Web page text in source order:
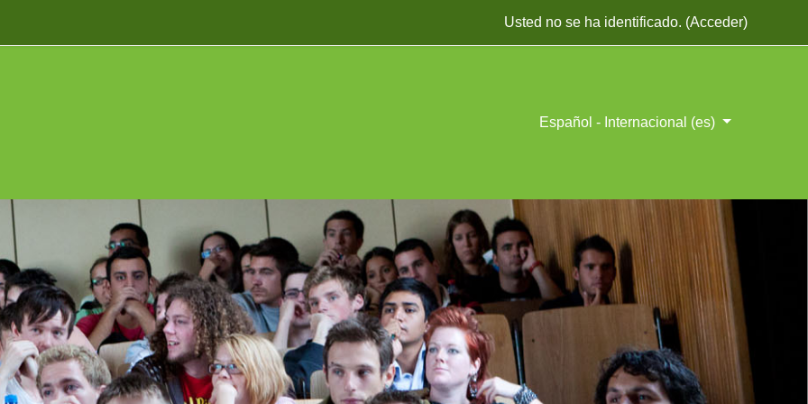
Usted no se ha identificado. (Acceder)
Español - Internacional ‎(es)‎